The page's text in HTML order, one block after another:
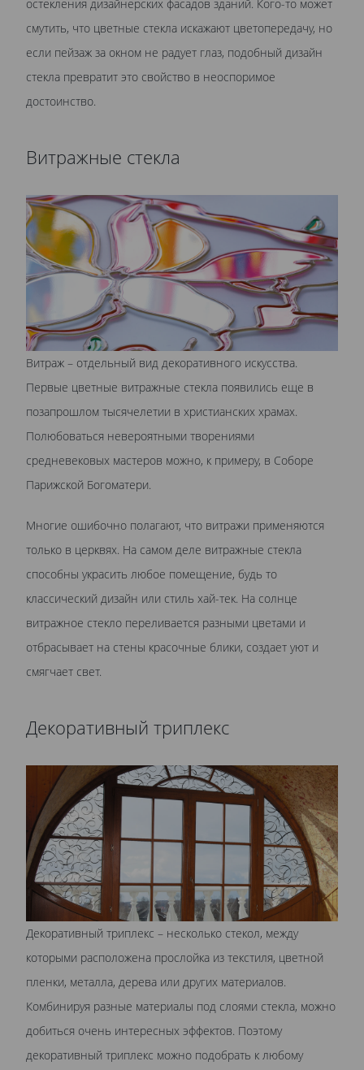
остекления дизайнерских фасадов зданий. Кого-то может
смутить, что цветные стекла искажают цветопередачу, но
если пейзаж за окном не радует глаз, подобный дизайн
стекла превратит это свойство в неоспоримое
достоинство.
Витражные стекла
Витраж – отдельный вид декоративного искусства.
Первые цветные витражные стекла появились еще в
позапрошлом тысячелетии в христианских храмах.
Полюбоваться невероятными творениями
средневековых мастеров можно, к примеру, в Соборе
Парижской Богоматери.
Многие ошибочно полагают, что витражи применяются
только в церквях. На самом деле витражные стекла
способны украсить любое помещение, будь то
классический дизайн или стиль хай-тек. На солнце
витражное стекло переливается разными цветами и
отбрасывает на стены красочные блики, создает уют и
смягчает свет.
Декоративный триплекс
Декоративный триплекс – несколько стекол, между
которыми расположена прослойка из текстиля, цветной
пленки, металла, дерева или других материалов.
Комбинируя разные материалы под слоями стекла, можно
добиться очень интересных эффектов. Поэтому
декоративный триплекс можно подобрать к любому